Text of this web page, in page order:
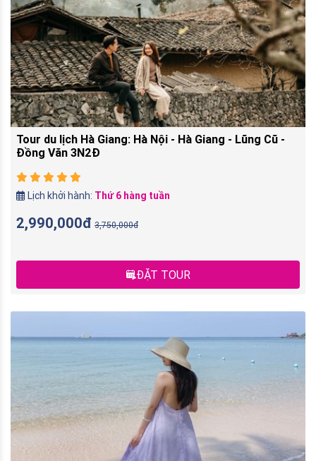
Tour du lịch Hà Giang: Hà Nội - Hà Giang - Lũng Cũ -
Đồng Văn 3N2Đ
Lịch khởi hành: Thứ 6 hàng tuần
2,990,000đ 3,750,000đ
ĐẶT TOUR